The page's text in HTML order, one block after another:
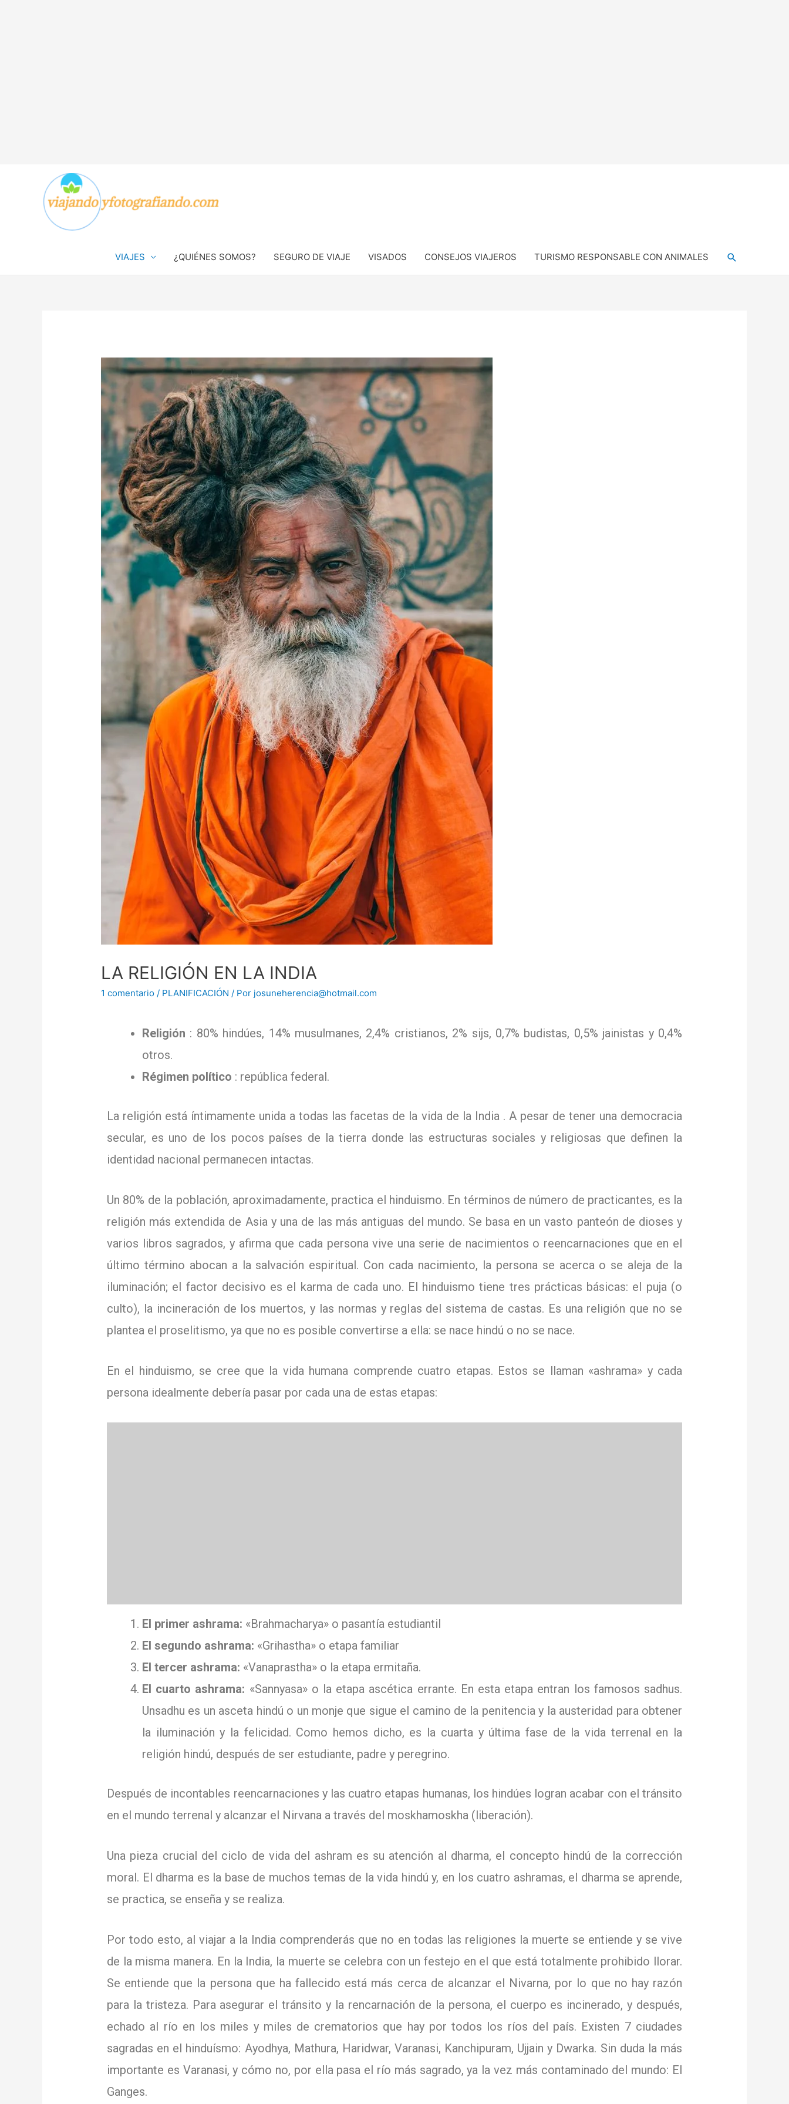
VIAJES ¿QUIÉNES SOMOS? SEGURO DE VIAJE VISADOS CONSEJOS VIAJEROS TURISMO RESPONSABLE CON ANIMALES
LA RELIGIÓN EN LA INDIA
1 comentario / PLANIFICACIÓN / Por josuneherencia@hotmail.com
Religión : 80% hindúes, 14% musulmanes, 2,4% cristianos, 2% sijs, 0,7% budistas, 0,5% jainistas y 0,4%
otros.
Régimen político : república federal.
La religión está íntimamente unida a todas las facetas de la vida de la India. A pesar de tener una democracia
secular, es uno de los pocos países de la tierra donde las estructuras sociales y religiosas que definen la
identidad nacional permanecen intactas.
Un 80% de la población, aproximadamente, practica el hinduismo. En términos de número de practicantes, es la
religión más extendida de Asia y una de las más antiguas del mundo. Se basa en un vasto panteón de dioses y
varios libros sagrados, y afirma que cada persona vive una serie de nacimientos o reencarnaciones que en el
último término abocan a la salvación espiritual. Con cada nacimiento, la persona se acerca o se aleja de la
iluminación; el factor decisivo es el karma de cada uno. El hinduismo tiene tres prácticas básicas: el puja (o
culto), la incineración de los muertos, y las normas y reglas del sistema de castas. Es una religión que no se
plantea el proselitismo, ya que no es posible convertirse a ella: se nace hindú o no se nace.
En el hinduismo, se cree que la vida humana comprende cuatro etapas. Estos se llaman «ashrama» y cada
persona idealmente debería pasar por cada una de estas etapas:
El primer ashrama: «Brahmacharya» o pasantía estudiantil
El segundo ashrama: «Grihastha» o etapa familiar
El tercer ashrama: «Vanaprastha» o la etapa ermitaña.
El cuarto ashrama: «Sannyasa» o la etapa ascética errante. En esta etapa entran los famosos sadhus.
Unsadhu es un asceta hindú o un monje que sigue el camino de la penitencia y la austeridad para obtener
la iluminación y la felicidad. Como hemos dicho, es la cuarta y última fase de la vida terrenal en la
religión hindú, después de ser estudiante, padre y peregrino.
Después de incontables reencarnaciones y las cuatro etapas humanas, los hindúes logran acabar con el tránsito
en el mundo terrenal y alcanzar el Nirvana a través del moskhamoskha (liberación).
Una pieza crucial del ciclo de vida del ashram es su atención al dharma, el concepto hindú de la corrección
moral. El dharma es la base de muchos temas de la vida hindú y, en los cuatro ashramas, el dharma se aprende,
se practica, se enseña y se realiza.
Por todo esto, al viajar a la India comprenderás que no en todas las religiones la muerte se entiende y se vive
de la misma manera. En la India, la muerte se celebra con un festejo en el que está totalmente prohibido llorar.
Se entiende que la persona que ha fallecido está más cerca de alcanzar el Nivarna, por lo que no hay razón
para la tristeza. Para asegurar el tránsito y la rencarnación de la persona, el cuerpo es incinerado, y después,
echado al río en los miles y miles de crematorios que hay por todos los ríos del país. Existen 7 ciudades
sagradas en el hinduísmo: Ayodhya, Mathura, Haridwar, Varanasi, Kanchipuram, Ujjain y Dwarka. Sin duda la más
importante es Varanasi, y cómo no, por ella pasa el río más sagrado, ya la vez más contaminado del mundo: El
Ganges.